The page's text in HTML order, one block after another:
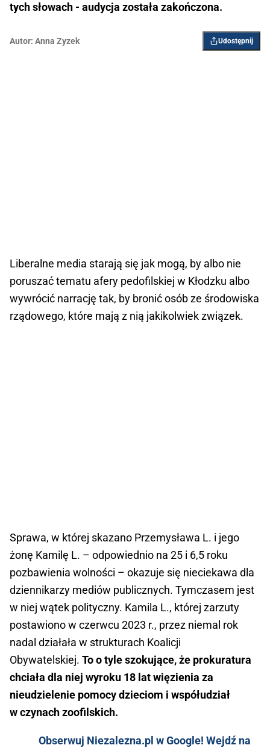
tych słowach - audycja została zakończona.
Autor: Anna Zyzek Udostępnij
Liberalne media starają się jak mogą, by albo nie
poruszać tematu afery pedofilskiej w Kłodzku albo
wywrócić narrację tak, by bronić osób ze środowiska
rządowego, które mają z nią jakikolwiek związek.
Sprawa, w której skazano Przemysława L. i jego
żonę Kamilę L. – odpowiednio na 25 i 6,5 roku
pozbawienia wolności – okazuje się nieciekawa dla
dziennikarzy mediów publicznych. Tymczasem jest
w niej wątek polityczny. Kamila L., której zarzuty
postawiono w czerwcu 2023 r., przez niemal rok
nadal działała w strukturach Koalicji
Obywatelskiej. To o tyle szokujące, że prokuratura
chciała dla niej wyroku 18 lat więzienia za
nieudzielenie pomocy dzieciom i współudział
w czynach zoofilskich.
Obserwuj Niezalezna.pl w Google! Wejdź na